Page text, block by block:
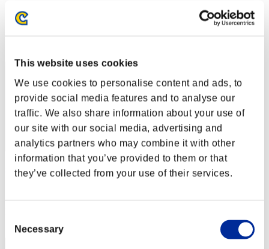
This website uses cookies
We use cookies to personalise content and ads, to
provide social media features and to analyse our
traffic. We also share information about your use of
our site with our social media, advertising and
analytics partners who may combine it with other
information that you’ve provided to them or that
they’ve collected from your use of their services.
Selection
Necessary
スコア:9547068
RANK
soi